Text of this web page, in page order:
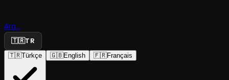
Ara...
🇹🇷TR
🇹🇷Türkçe 🇬🇧English 🇫🇷Français
Erma